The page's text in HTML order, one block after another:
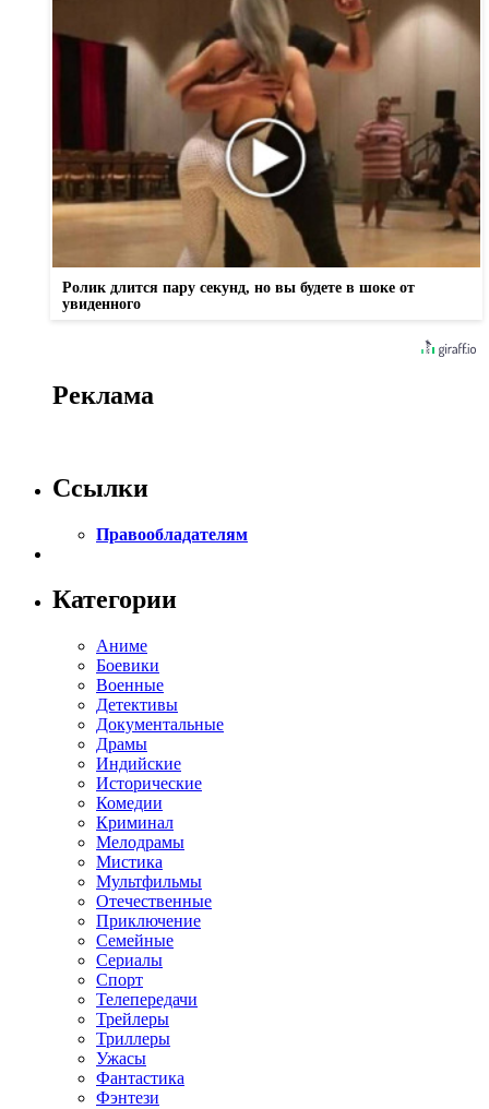
Ролик длится пару секунд, но вы будете в шоке от
увиденного
Реклама
Ссылки
Правообладателям
Категории
Аниме
Боевики
Военные
Детективы
Документальные
Драмы
Индийские
Исторические
Комедии
Криминал
Мелодрамы
Мистика
Мультфильмы
Отечественные
Приключение
Семейные
Сериалы
Спорт
Телепередачи
Трейлеры
Триллеры
Ужасы
Фантастика
Фэнтези